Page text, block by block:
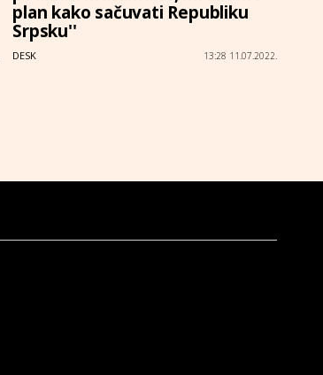
plan kako sačuvati Republiku
Srpsku''
DESK 13:28 11.07.2022.